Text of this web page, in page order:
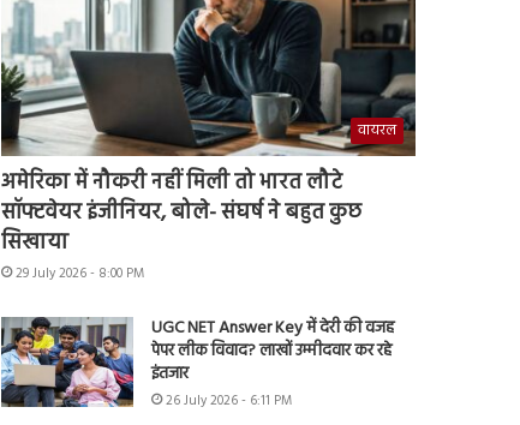
वायरल
अमेरिका में नौकरी नहीं मिली तो भारत लौटे
सॉफ्टवेयर इंजीनियर, बोले- संघर्ष ने बहुत कुछ
सिखाया
29 July 2026 - 8:00 PM
UGC NET Answer Key में देरी की वजह
पेपर लीक विवाद? लाखों उम्मीदवार कर रहे
इंतजार
26 July 2026 - 6:11 PM